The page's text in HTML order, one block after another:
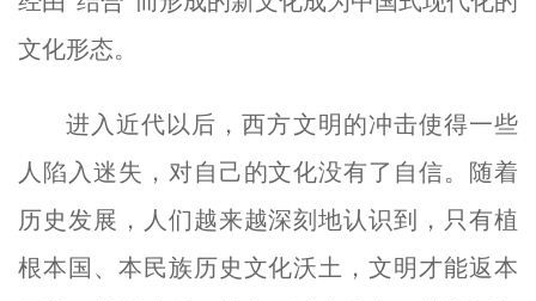
文化形态。
进入近代以后，西方文明的冲击使得一些
人陷入迷失，对自己的文化没有了自信。随着
历史发展，人们越来越深刻地认识到，只有植
根本国、本民族历史文化沃土，文明才能返本